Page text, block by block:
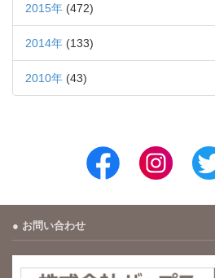
2015年 (472)
2014年 (133)
2010年 (43)
お問い合わせ